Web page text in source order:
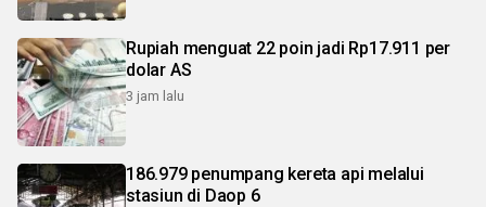
Rupiah menguat 22 poin jadi Rp17.911 per
dolar AS
3 jam lalu
186.979 penumpang kereta api melalui
stasiun di Daop 6